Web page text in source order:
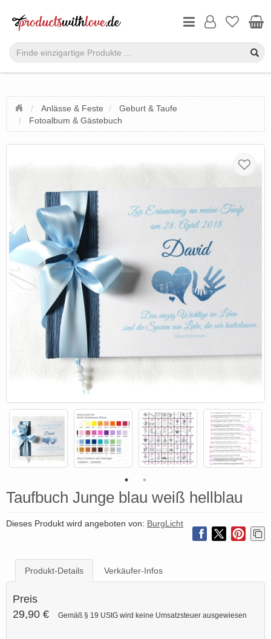
Anlässe & Feste
Geburt & Taufe
Fotoalbum & Gästebuch
Taufbuch Junge blau weiß hellblau
Dieses Produkt wird angeboten von: BurgLicht
Produkt-Details Verkäufer-Infos
Preis
29,90 €
Gemäß § 19 UStG wird keine Umsatzsteuer ausgewiesen